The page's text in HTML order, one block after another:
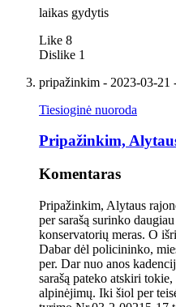
laikas gydytis
Like 8
Dislike 1
pripažinkim - 2023-03-21
Tiesioginė nuoroda
Pripažinkim,
Komentaras
Pripažinkim, Alytaus
per sarašą surinko
konservatorių meras. O
Dabar dėl policininko,
per. Dar nuo anos
sarašą pateko atskiri
alpinėjimų. Iki šiol per